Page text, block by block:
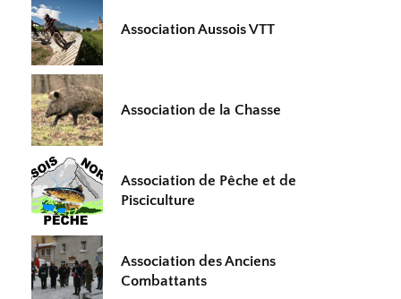
Association Aussois VTT
Association de la Chasse
Association de Pêche et de
Pisciculture
Association des Anciens
Combattants